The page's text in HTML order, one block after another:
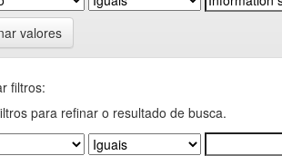
valores
filtros:
para refinar o resultado de busca.